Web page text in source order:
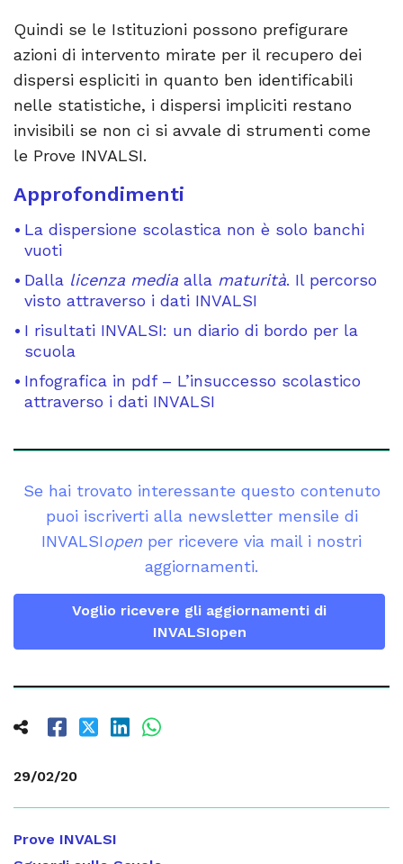
29/02/20
Prove INVALSI
Quindi se le Istituzioni possono prefigurare
azioni di intervento mirate per il recupero dei
dispersi espliciti in quanto ben identificabili
nelle statistiche, i dispersi impliciti restano
invisibili se non ci si avvale di strumenti come
le Prove INVALSI.
Approfondimenti
La dispersione scolastica non è solo banchi
vuoti
Dalla licenza media alla maturità. Il percorso
visto attraverso i dati INVALSI
I risultati INVALSI: un diario di bordo per la
scuola
Infografica in pdf – L’insuccesso scolastico
attraverso i dati INVALSI
Se hai trovato interessante questo contenuto
puoi iscriverti alla newsletter mensile di
INVALSIopen per ricevere via mail i nostri
aggiornamenti.
Voglio ricevere gli aggiornamenti di
INVALSIopen